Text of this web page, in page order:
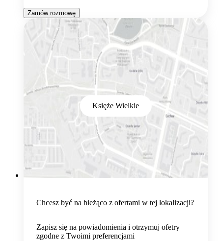
Zamów rozmowę
Księże Wielkie
Chcesz być na bieżąco z ofertami w tej lokalizacji?
Zapisz się na powiadomienia i otrzymuj ofetry
zgodne z Twoimi preferencjami